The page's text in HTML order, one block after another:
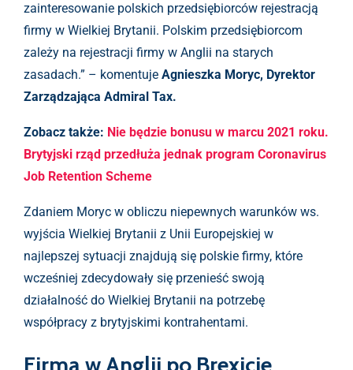
zainteresowanie polskich przedsiębiorców rejestracją
firmy w Wielkiej Brytanii. Polskim przedsiębiorcom
zależy na rejestracji firmy w Anglii na starych
zasadach.” – komentuje Agnieszka Moryc, Dyrektor
Zarządzająca Admiral Tax.
Zobacz także: Nie będzie bonusu w marcu 2021 roku.
Brytyjski rząd przedłuża jednak program Coronavirus
Job Retention Scheme
Zdaniem Moryc w obliczu niepewnych warunków ws.
wyjścia Wielkiej Brytanii z Unii Europejskiej w
najlepszej sytuacji znajdują się polskie firmy, które
wcześniej zdecydowały się przenieść swoją
działalność do Wielkiej Brytanii na potrzebę
współpracy z brytyjskimi kontrahentami.
Firma w Anglii po Brexicie